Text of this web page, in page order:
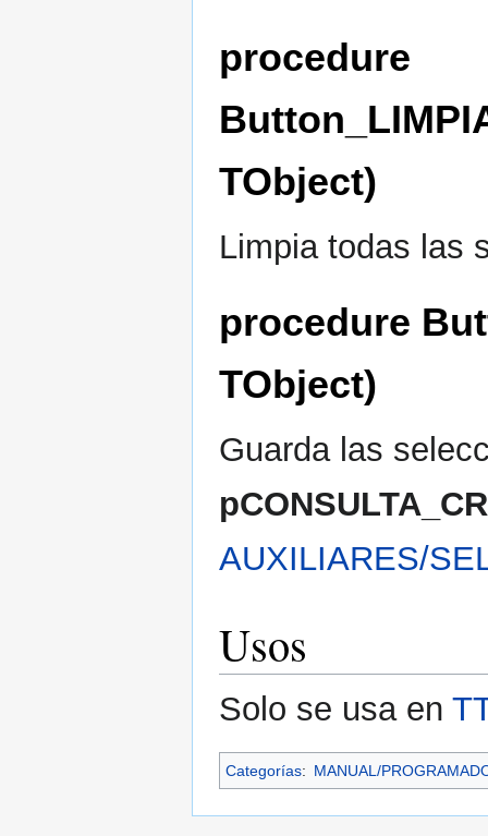
procedure
TObject)
Limpia todas las
procedure
TObject)
Guarda las
AUXILIARES/
Usos
Solo se usa en
Categorías: MANUAL/